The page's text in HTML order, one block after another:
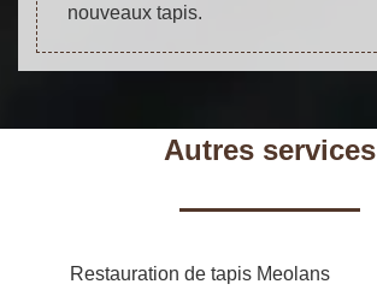
nouveaux tapis.
Autres services
Restauration de tapis Meolans